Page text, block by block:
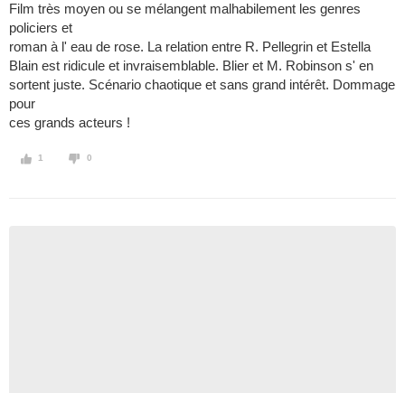
Film très moyen ou se mélangent malhabilement les genres
policiers et
roman à l' eau de rose. La relation entre R. Pellegrin et Estella
Blain est ridicule et invraisemblable. Blier et M. Robinson s' en
sortent juste. Scénario chaotique et sans grand intérêt. Dommage
pour
ces grands acteurs !
1 0